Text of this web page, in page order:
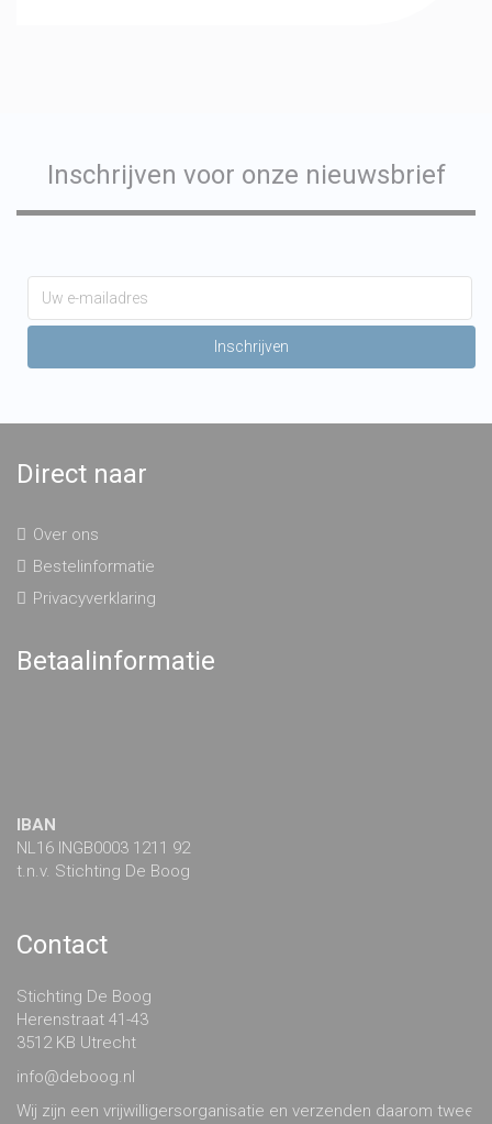
Inschrijven voor onze nieuwsbrief
Direct naar
Over ons
Bestelinformatie
Privacyverklaring
Betaalinformatie
IBAN
NL16 INGB0003 1211 92
t.n.v. Stichting De Boog
Contact
Stichting De Boog
Herenstraat 41-43
3512 KB Utrecht
info@deboog.nl
Wij zijn een vrijwilligersorganisatie en verzenden daarom twee